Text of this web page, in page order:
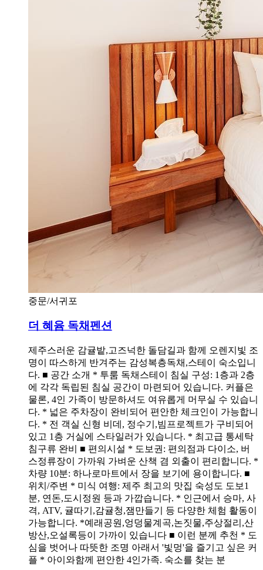
중문/서귀포
더 혜윰 독채펜션
제주스러운 감귤밭,고즈넉한 돌담길과 함께 오렌지빛 조
명이 따스하게 반겨주는 감성복층독채,스테이 숙소입니
다. ■ 공간 소개 * 투룸 독채스테이 침실 구성: 1층과 2층
에 각각 독립된 침실 공간이 마련되어 있습니다. 커플은
물론, 4인 가족이 방문하셔도 여유롭게 머무실 수 있습니
다. * 넓은 주차장이 완비되어 편안한 체크인이 가능합니
다. * 전 객실 신형 비데, 정수기,빔프로젝트가 구비되어
있고 1층 거실에 스타일러가 있습니다. * 최고급 통세탁
침구류 완비 ■ 편의시설 * 도보권: 편의점과 다이소, 버
스정류장이 가까워 가벼운 산책 겸 외출이 편리합니다. *
차량 10분: 하나로마트에서 장을 보기에 용이합니다. ■
위치/주변 * 미식 여행: 제주 최고의 맛집 숙성도 도보1
분, 연돈,도시정원 등과 가깝습니다. * 인근에서 승마, 사
격, ATV, 귤따기,감귤청,잼만들기 등 다양한 체험 활동이
가능합니다. *예래공원,엉덩물계곡,논짓물,주상절리,산
방산,오설록등이 가까이 있습니다 ■ 이런 분께 추천 * 도
심을 벗어나 따뜻한 조명 아래서 '빛멍'을 즐기고 싶은 커
플 * 아이와함께 편안한 4인가족. 숙소를 찾는 분